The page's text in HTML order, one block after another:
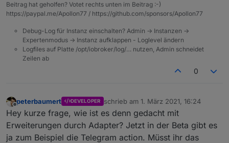
und was ist mit WIN10?
Bloß weil es OS X gab wurde WIN9 übersprungen
Beitrag hat geholfen? Votet rechts unten im Beitrag :-)
https://paypal.me/Apollon77 / https://github.com/sponsors/Apollon77
Debug-Log für Instanz einschalten? Admin -> Instanzen ->
Expertenmodus -> Instanz aufklappen - Loglevel ändern
Logfiles auf Platte /opt/iobroker/log/… nutzen, Admin schneidet
Zeilen ab
0
Offline
peterbaumert DEVELOPER schrieb am 1. März 2021, 16:24
zuletzt editiert von
Hey kurze frage, wie ist es denn gedacht mit
Erweiterungen durch Adapter? Jetzt in der Beta gibt es
ja zum Beispiel die Telegram action. Müsst ihr das